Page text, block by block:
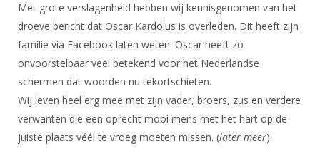
Forums
Maandelijks archief
Evenement
Lidmaatschap
Tarieven
Reglementen
Sponsors en Partners
Introductie
Recreatiesport
Lichtzwaardschermen
Wedstrijdsport
Wat is topsport
NK's
Oranje
DBT
Informatie
Voor de jeugd
Spreekbeurtpakket
Ouders en vereniging
Jeugdkampen
Forums
Forums
Schermforum
Nieuws
Zoek Vereniging
Contact
Met grote verslagenheid hebben wij kennisgenomen van het
droeve bericht dat Oscar Kardolus is overleden. Dit heeft zijn
familie via Facebook laten weten. Oscar heeft zo
onvoorstelbaar veel betekend voor het Nederlandse
schermen dat woorden nu tekortschieten.
Wij leven heel erg mee met zijn vader, broers, zus en verdere
verwanten die een oprecht mooi mens met het hart op de
juiste plaats véél te vroeg moeten missen. (later meer).